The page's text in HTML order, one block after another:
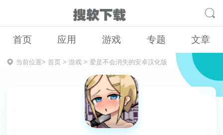
首页 应用 游戏 专题 文章
当前位置> 首页> 游戏> 爱是不会消失的安卓汉化版